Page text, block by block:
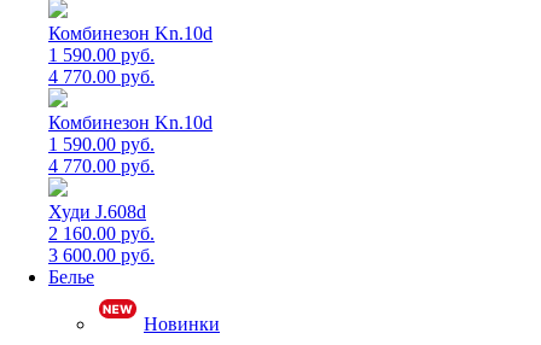
Комбинезон Kn.10d
1 590.00 руб.
4 770.00 руб.
Комбинезон Kn.10d
1 590.00 руб.
4 770.00 руб.
Худи J.608d
2 160.00 руб.
3 600.00 руб.
Белье
Новинки